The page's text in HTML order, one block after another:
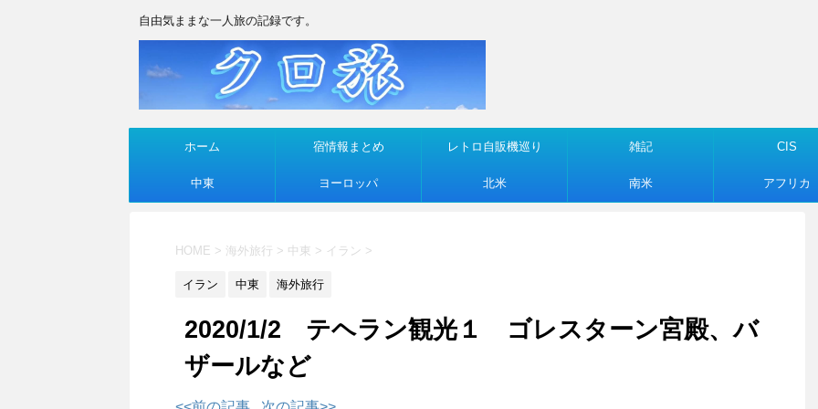
自由気ままな一人旅の記録です。
ホーム 宿情報まとめ レトロ自販機巡り 雑記 CIS
中東 ヨーロッパ 北米 南米 アフリカ
HOME > 海外旅行 > 中東 > イラン >
イラン 中東 海外旅行
2020/1/2 テヘラン観光１ ゴレスターン宮殿、バ
ザールなど